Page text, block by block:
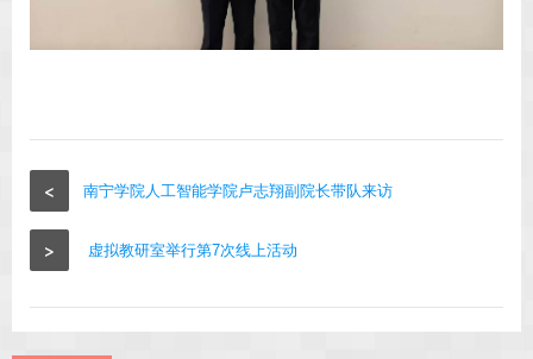
< 南宁学院人工智能学院卢志翔副院长带队来访
> 虚拟教研室举行第7次线上活动